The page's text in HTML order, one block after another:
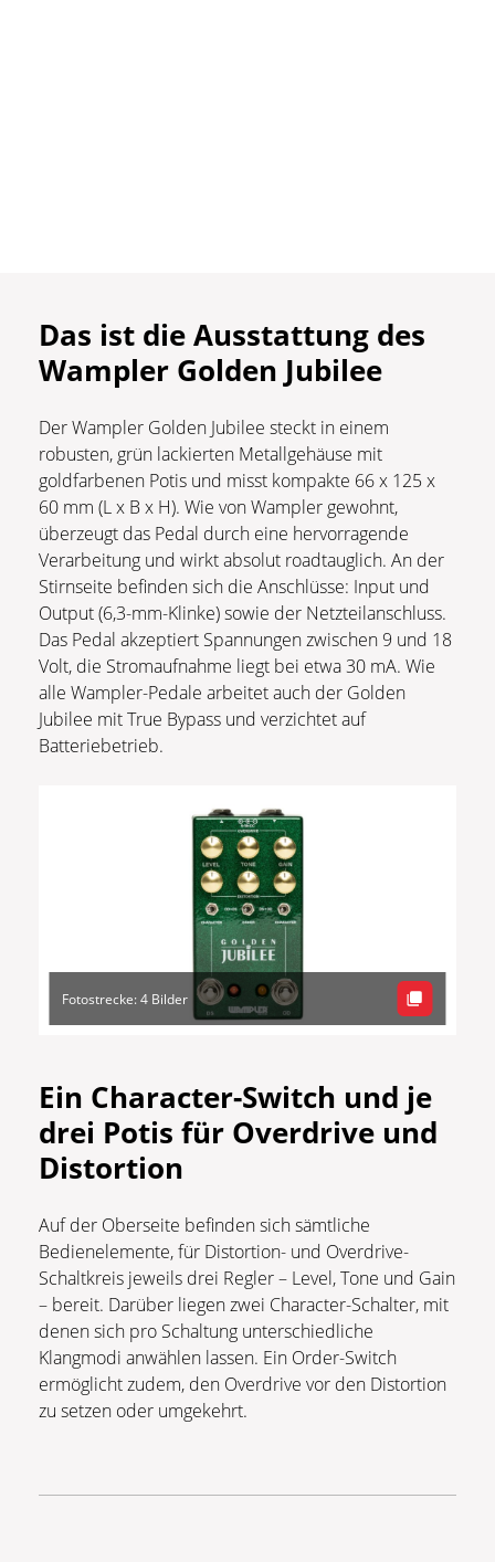
Das ist die Ausstattung des
Wampler Golden Jubilee
Der Wampler Golden Jubilee steckt in einem
robusten, grün lackierten Metallgehäuse mit
goldfarbenen Potis und misst kompakte 66 x 125 x
60 mm (L x B x H). Wie von Wampler gewohnt,
überzeugt das Pedal durch eine hervorragende
Verarbeitung und wirkt absolut roadtauglich. An der
Stirnseite befinden sich die Anschlüsse: Input und
Output (6,3-mm-Klinke) sowie der Netzteilanschluss.
Das Pedal akzeptiert Spannungen zwischen 9 und 18
Volt, die Stromaufnahme liegt bei etwa 30 mA. Wie
alle Wampler-Pedale arbeitet auch der Golden
Jubilee mit True Bypass und verzichtet auf
Batteriebetrieb.
Fotostrecke: 4 Bilder
Ein Character-Switch und je
drei Potis für Overdrive und
Distortion
Auf der Oberseite befinden sich sämtliche
Bedienelemente, für Distortion- und Overdrive-
Schaltkreis jeweils drei Regler – Level, Tone und Gain
– bereit. Darüber liegen zwei Character-Schalter, mit
denen sich pro Schaltung unterschiedliche
Klangmodi anwählen lassen. Ein Order-Switch
ermöglicht zudem, den Overdrive vor den Distortion
zu setzen oder umgekehrt.